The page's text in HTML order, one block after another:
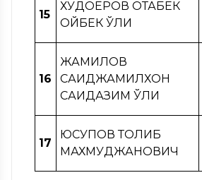
15
ХУДОЁРОВ ОТАБЕК
ОЙБЕК ЎҒЛИ
16
ЖАМИЛОВ
САИДЖАМИЛХОН
САИДАЗИМ ЎҒЛИ
17
ЮСУПОВ ТОЛИБ
МАХМУДЖАНОВИЧ